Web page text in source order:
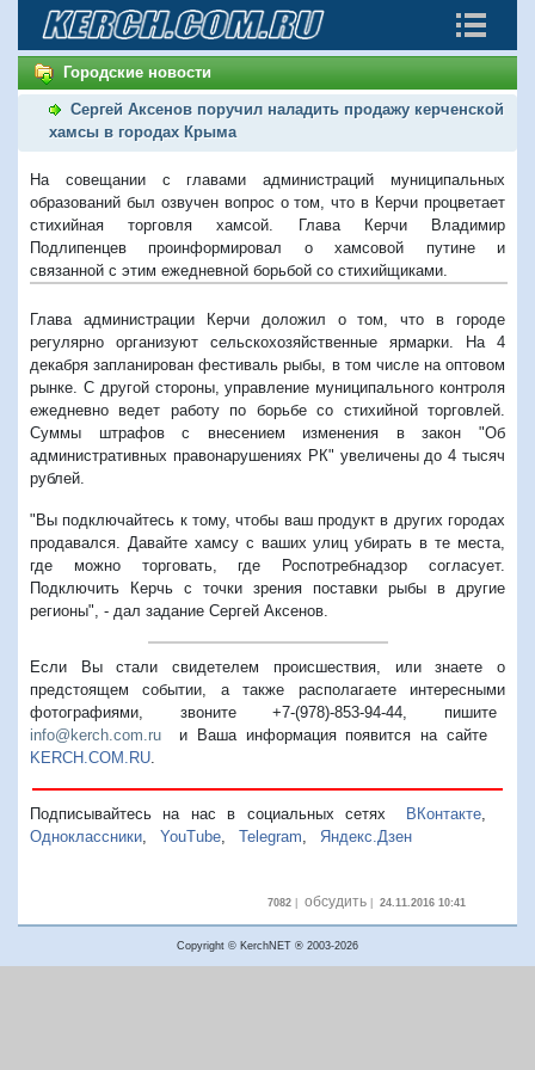
Городские новости
Сергей Аксенов поручил наладить продажу керченской
хамсы в городах Крыма
На совещании с главами администраций муниципальных
образований был озвучен вопрос о том, что в Керчи процветает
стихийная торговля хамсой. Глава Керчи Владимир
Подлипенцев проинформировал о хамсовой путине и
связанной с этим ежедневной борьбой со стихийщиками.
Глава администрации Керчи доложил о том, что в городе
регулярно организуют сельскохозяйственные ярмарки. На 4
декабря запланирован фестиваль рыбы, в том числе на оптовом
рынке. С другой стороны, управление муниципального контроля
ежедневно ведет работу по борьбе со стихийной торговлей.
Суммы штрафов с внесением изменения в закон "Об
административных правонарушениях РК" увеличены до 4 тысяч
рублей.
"Вы подключайтесь к тому, чтобы ваш продукт в других городах
продавался. Давайте хамсу с ваших улиц убирать в те места,
где можно торговать, где Роспотребнадзор согласует.
Подключить Керчь с точки зрения поставки рыбы в другие
регионы", - дал задание Сергей Аксенов.
Если Вы стали свидетелем происшествия, или знаете о
предстоящем событии, а также располагаете интересными
фотографиями, звоните +7-(978)-853-94-44, пишите
info@kerch.com.ru и Ваша информация появится на сайте
KERCH.COM.RU
Подписывайтесь на нас в социальных сетях ВКонтакте,
Одноклассники
YouTube Telegram Яндекс.Дзен
7082| обсудить| 24.11.2016 10:41
Copyright © KerchNET ® 2003-2026